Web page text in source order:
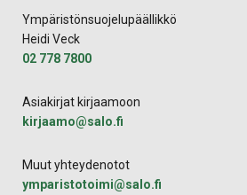
Ympäristönsuojelupäällikkö
Heidi Veck
02 778 7800
Asiakirjat kirjaamoon
kirjaamo​@​salo.​fi​
Muut yhteydenotot
ymparistotoimi​@​salo.fi